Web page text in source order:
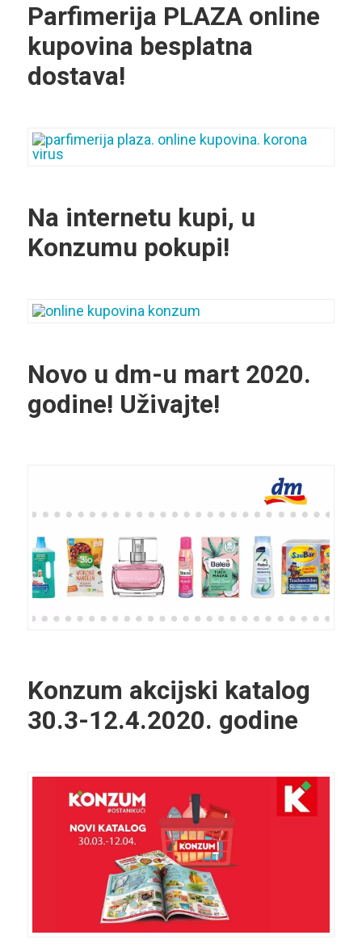
Parfimerija PLAZA online
kupovina besplatna
dostava!
Na internetu kupi, u
Konzumu pokupi!
Novo u dm-u mart 2020.
godine! Uživajte!
Konzum akcijski katalog
30.3-12.4.2020. godine